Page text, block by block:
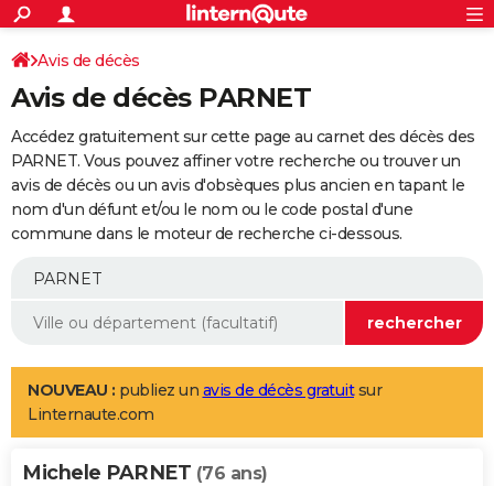
ACTUALITÉS
Politique
Société
Faits Divers
Education
Monde
Villes
+
SPORT
Coupe du monde 2026
Football
Tennis
Cyclisme
Rugby
Forum
Programme TV
TNT
Streaming
Cinéma
Sorties cinéma
Musique
+
FINANCE
Retraite
Epargne
Immobilier
Risques naturels par ville
Banque
Assurance
AUTO
Essais
Réserver un essai
Citadines
Berlines
SUV
Forum auto
+
Mobiles
Meilleur smartphone
Internet
Ordinateurs
Jeux vidéo
Guide high-tech
Aménagement intérieur
LIFESTYLE
Art de vivre
Bien-être
Loisirs
Mode
Modes de vie
Alimentation
Guide de la santé
Maladies
Médicaments
Sommeil
VOYAGE
Avis de décès
Avis de décès PARNET
Accédez gratuitement sur cette page au carnet des décès des
PARNET. Vous pouvez affiner votre recherche ou trouver un
avis de décès ou un avis d'obsèques plus ancien en tapant le
nom d'un défunt et/ou le nom ou le code postal d'une
commune dans le moteur de recherche ci-dessous.
NOUVEAU : publiez un avis de décès gratuitsur
Linternaute.com
Michele PARNET (76 ans)